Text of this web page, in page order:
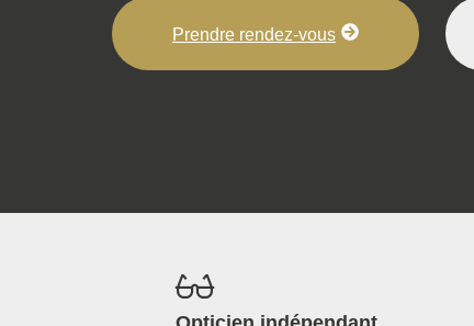
Prendre rendez-vous